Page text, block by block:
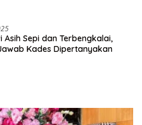
Asih Sepi dan Terbengkalai,
Kades Dipertanyakan